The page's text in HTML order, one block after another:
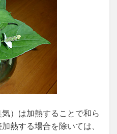
）は加熱することで和ら
熱する場合を除いては、